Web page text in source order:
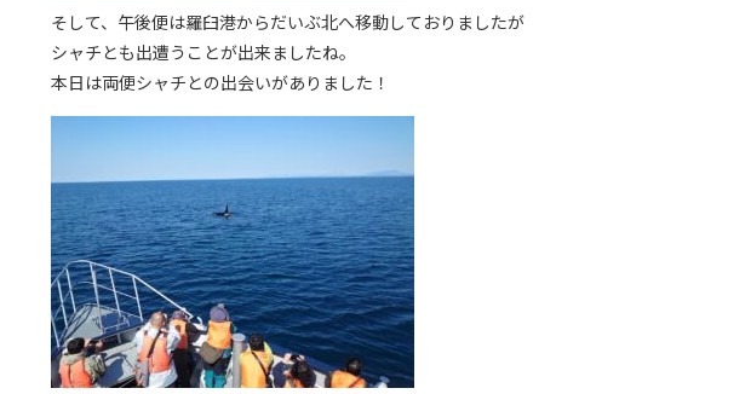
そして、午後便は羅臼港からだいぶ北へ移動しておりましたが
シャチとも出遭うことが出来ましたね。
本日は両便シャチとの出会いがありました！